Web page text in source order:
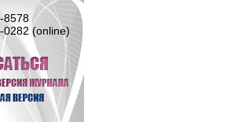
8578
0282 (online)